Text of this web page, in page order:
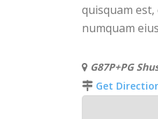
quisquam
numquam
G87P+PG
Get